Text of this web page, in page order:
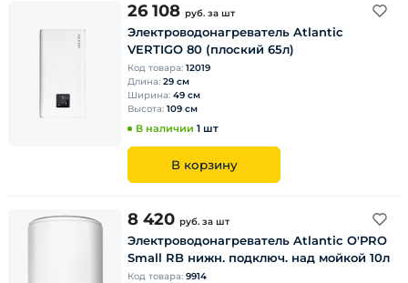
26 108 руб. за шт
Электроводонагреватель Atlantic
VERTIGO 80 (плоский 65л)
Код товара: 12019
Длина: 29 см
Ширина: 49 см
Высота: 109 см
В наличии 1 шт
В корзину
8 420 руб. за шт
Электроводонагреватель Atlantic O'PRO
Small RB нижн. подключ. над мойкой 10л
Код товара: 9914